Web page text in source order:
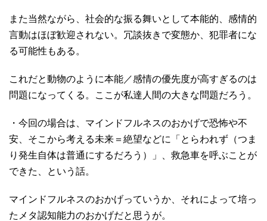
また当然ながら、社会的な振る舞いとして本能的、感情的
言動はほぼ歓迎されない。冗談抜きで変態か、犯罪者にな
る可能性もある。
これだと動物のように本能／感情の優先度が高すぎるのは
問題になってくる。ここが私達人間の大きな問題だろう。
・今回の場合は、マインドフルネスのおかげで恐怖や不
安、そこから考える未来＝絶望などに「とらわれず（つま
り発生自体は普通にするだろう）」、救急車を呼ぶことが
できた、という話。
マインドフルネスのおかげっていうか、それによって培っ
たメタ認知能力のおかげだと思うが。